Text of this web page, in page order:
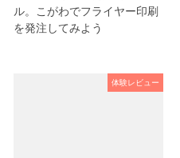
ル。こがわでフライヤー印刷
を発注してみよう
体験レビュー